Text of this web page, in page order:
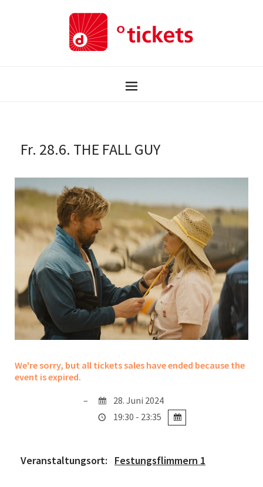
Fr. 28.6. THE FALL GUY
We're sorry, but all tickets sales have ended because the
event is expired.
28. Juni 2024
19:30 - 23:35
Veranstaltungsort: Festungsflimmern 1